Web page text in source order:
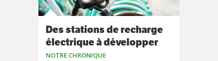
Des stations de recharge
électrique à développer
NOTRE CHRONIQUE